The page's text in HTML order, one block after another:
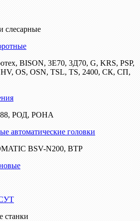
слесарные
BISON, 3Е70, 3Д70, G, KRS, PSP,
HV, OS, OSN, TSL, TS, 2400, СК, СП,
РОД, РОНА
автоматические головки
BSV-N200, ВТР
станки